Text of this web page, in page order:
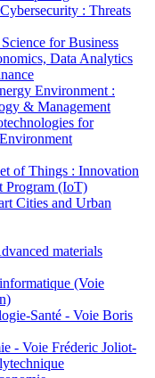
: Threats
for Business
Data Analytics
Environment :
& Management
for
of Things : Innovation
Program (IoT)
Cities and Urban
materials
(Voie
Santé - Voie Boris
- Voie Fréderic Joliot-